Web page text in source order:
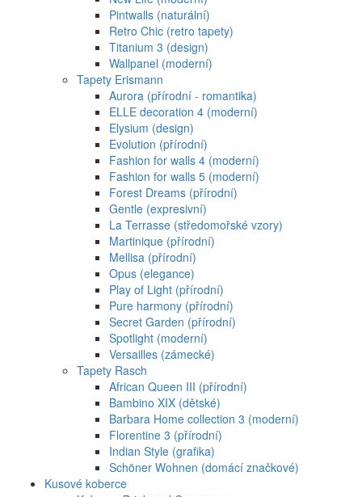
Pintwalls (naturální)
Retro Chic (retro tapety)
Titanium 3 (design)
Wallpanel (moderní)
Tapety Erismann
Aurora (přírodní - romantika)
ELLE decoration 4 (moderní)
Elysium (design)
Evolution (přírodní)
Fashion for walls 4 (moderní)
Fashion for walls 5 (moderní)
Forest Dreams (přírodní)
Gentle (expresivní)
La Terrasse (středomořské vzory)
Martinique (přírodní)
Mellisa (přírodní)
Opus (elegance)
Play of Light (přírodní)
Pure harmony (přírodní)
Secret Garden (přírodní)
Spotlight (moderní)
Versailles (zámecké)
Tapety Rasch
African Queen III (přírodní)
Bambino XIX (dětské)
Barbara Home collection 3 (moderní)
Florentine 3 (přírodní)
Indian Style (grafika)
Schöner Wohnen (domácí značkové)
Kusové koberce